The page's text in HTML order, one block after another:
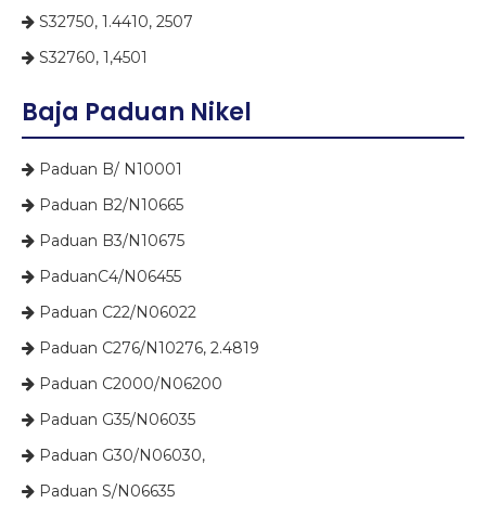
 S32750, 1.4410, 2507
 S32760, 1,4501
Baja Paduan Nikel
 Paduan B/ N10001
 Paduan B2/N10665
 Paduan B3/N10675
 PaduanC4/N06455
 Paduan C22/N06022
 Paduan C276/N10276, 2.4819
 Paduan C2000/N06200
 Paduan G35/N06035
 Paduan G30/N06030,
 ​ Paduan S/N06635